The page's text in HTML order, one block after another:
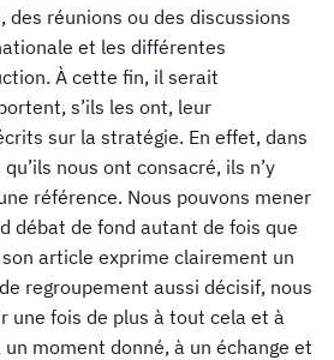
des réunions ou des discussions
et les différentes
À cette fin, il serait
s’ils les ont, leur
sur la stratégie. En effet, dans
nous ont consacré, ils n’y
référence. Nous pouvons mener
débat de fond autant de fois que
article exprime clairement un
regroupement aussi décisif, nous
une fois de plus à tout cela et à
moment donné, à un échange et